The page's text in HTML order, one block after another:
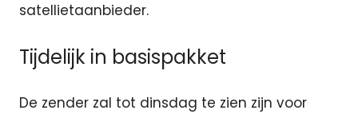
satellietaanbieder.
Tijdelijk in basispakket
De zender zal tot dinsdag te zien zijn voor